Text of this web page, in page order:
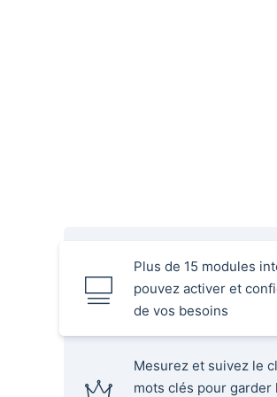
Plus de 15 modules
pouvez activer et
de vos besoins
Mesurez et suivez le
mots clés pour garder